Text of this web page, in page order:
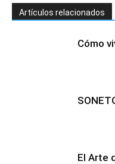
Artículos relacionados
Cómo
El Arte